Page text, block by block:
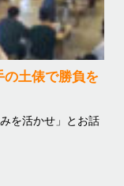
土俵で勝負を
を活かせ」とお話